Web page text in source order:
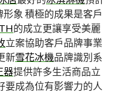
象 積極的成果是客戶
的成立更讓享受美麗
立案協助客戶品牌事業
新雪花冰機品牌識別系
器提供許多生活商品立
要成為位有影響力的人